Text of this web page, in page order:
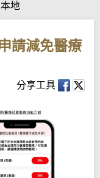
本地
請減免醫療
分享工具